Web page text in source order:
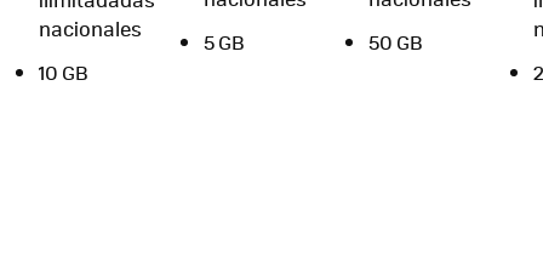
nacionales
10 GB
5 GB
50 GB